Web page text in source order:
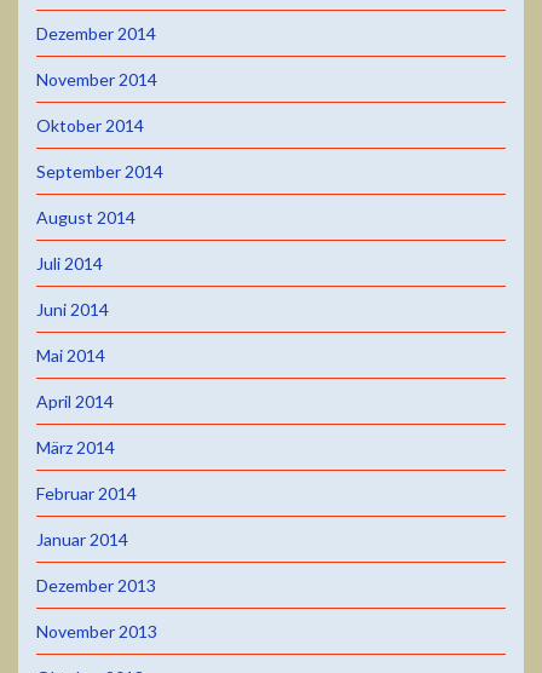
Dezember 2014
November 2014
Oktober 2014
September 2014
August 2014
Juli 2014
Juni 2014
Mai 2014
April 2014
März 2014
Februar 2014
Januar 2014
Dezember 2013
November 2013